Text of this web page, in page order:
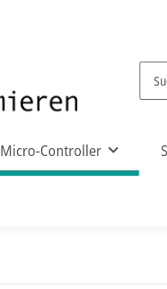
Micro-Controller